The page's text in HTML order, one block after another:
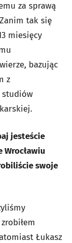
za sprawą
tak się
miesięcy
bazując
z
studiów
jesteście
swoje
Łukasz